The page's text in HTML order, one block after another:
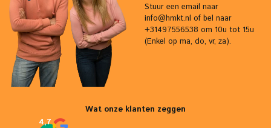
Stuur een email naar
info@hmkt.nl of bel naar
+31497556538 om 10u tot 15u
(Enkel op ma, do, vr, za).
Wat onze klanten zeggen
4,7